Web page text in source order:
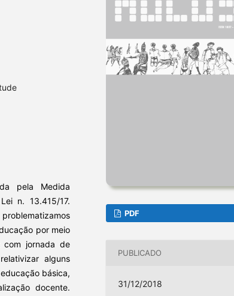
pela Medida
n. 13.415/17.
por meio
com jornada de
alguns
básica,
docente.
PDF
PUBLICADO
31/12/2018